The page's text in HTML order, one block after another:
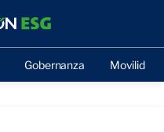
Gobernanza Movilidad